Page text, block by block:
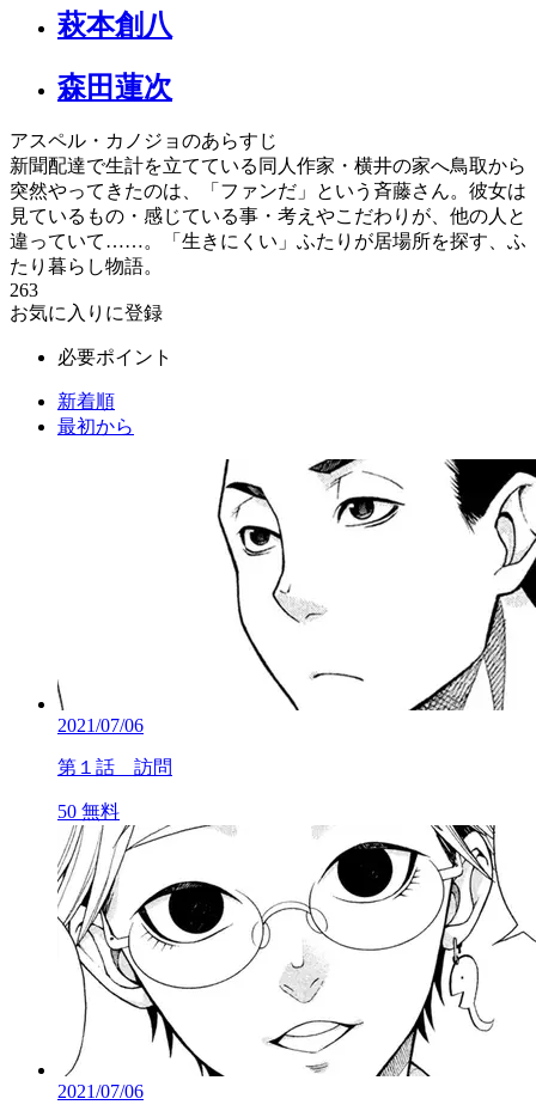
萩本創八
森田蓮次
アスペル・カノジョのあらすじ
新聞配達で生計を立てている同人作家・横井の家へ鳥取から
突然やってきたのは、「ファンだ」という斉藤さん。彼女は
見ているもの・感じている事・考えやこだわりが、他の人と
違っていて……。「生きにくい」ふたりが居場所を探す、ふ
たり暮らし物語。
263
お気に入りに登録
必要ポイント
新着順
最初から
2021/07/06
第１話 訪問
50 無料
2021/07/06